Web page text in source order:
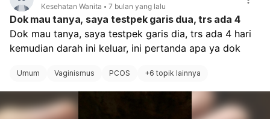
Kesehatan Wanita 7 bulan yang lalu
Dok mau tanya, saya testpek garis dua, trs ada 4
Dok mau tanya, saya testpek garis dia, trs ada 4 hari
kemudian darah ini keluar, ini pertanda apa ya dok
Umum Vaginismus PCOS +6 topik lainnya